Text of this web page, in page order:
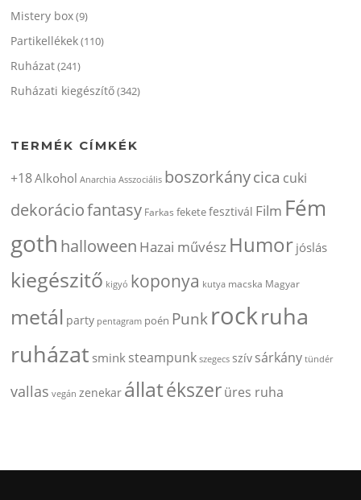
Mistery box(9)
Partikellékek(110)
Ruházat(241)
Ruházati kiegészítő(342)
TERMÉK CÍMKÉK
+18Alkohol Anarchia Asszociális boszorkánycica cuki
dekoráciofantasy Farkas feketefesztivál Film Fém
goth halloween Hazai művész Humor jóslás
kiegészitő kigyó koponya kutya macska Magyar
metál party pentagram poén Punkrockruha
ruházat smink steampunk szegecs szív sárkány tündér
vallas vegán zenekar állatékszerüres ruha